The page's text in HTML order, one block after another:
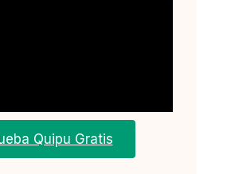
Quipu Gratis